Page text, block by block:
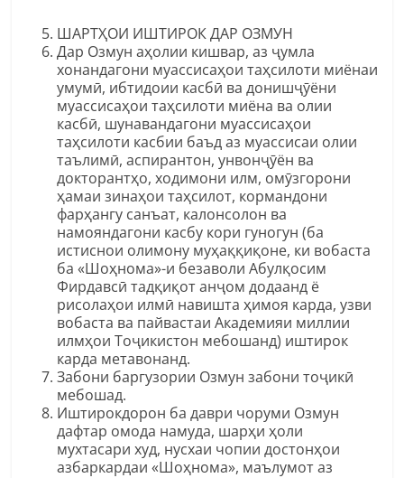
ШАРТҲОИ ИШТИРОК ДАР ОЗМУН
Дар Озмун аҳолии кишвар, аз ҷумла
хонандагони муассисаҳои таҳсилоти миёнаи
умумӣ, ибтидоии касбӣ ва донишҷӯёни
муассисаҳои таҳсилоти миёна ва олии
касбӣ, шунавандагони муассисаҳои
таҳсилоти касбии баъд аз муассисаи олии
таълимӣ, аспирантон, унвонҷӯён ва
докторантҳо, ходимони илм, омӯзгорони
ҳамаи зинаҳои таҳсилот, кормандони
фарҳангу санъат, калонсолон ва
намояндагони касбу кори гуногун (ба
истиснои олимону муҳаққиқоне, ки вобаста
ба «Шоҳнома»-и безаволи Абулқосим
Фирдавсӣ тадқиқот анҷом додаанд ё
рисолаҳои илмӣ навишта ҳимоя карда, узви
вобаста ва пайвастаи Академияи миллии
илмҳои Тоҷикистон мебошанд) иштирок
карда метавонанд.
Забони баргузории Озмун забони тоҷикӣ
мебошад.
Иштирокдорон ба даври чоруми Озмун
дафтар омода намуда, шарҳи ҳоли
мухтасари худ, нусхаи чопии достонҳои
азбаркардаи «Шоҳнома», маълумот аз